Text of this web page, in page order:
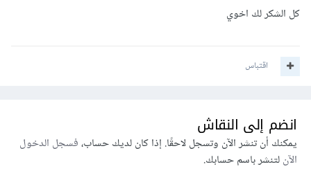
اكتب url
كل الشكر لك اخوي
اقتباس
انضم إلى النقاش
يمكنك أن تنشر الآن وتسجل لاحقًا. إذا كان لديك حساب،فسجل الدخول
الآنلتنشر باسم حسابك.